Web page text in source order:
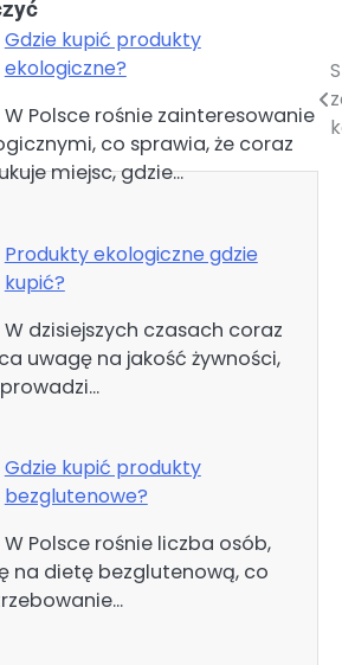
Gdzie kupić produkty
ekologiczne?
W Polsce rośnie zainteresowanie
co sprawia, że coraz
miejsc, gdzie…
Produkty ekologiczne gdzie
kupić?
W dzisiejszych czasach coraz
uwagę na jakość żywności,
Gdzie kupić produkty
bezglutenowe?
W Polsce rośnie liczba osób,
na dietę bezglutenową, co